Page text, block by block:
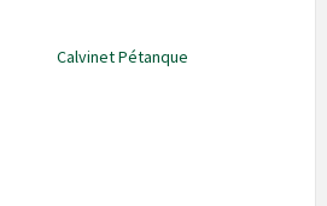
Calvinet Pétanque